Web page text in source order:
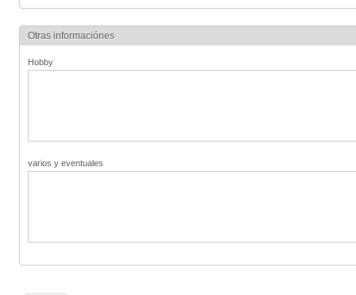
Otras informaciónes
Hobby
varios y eventuales